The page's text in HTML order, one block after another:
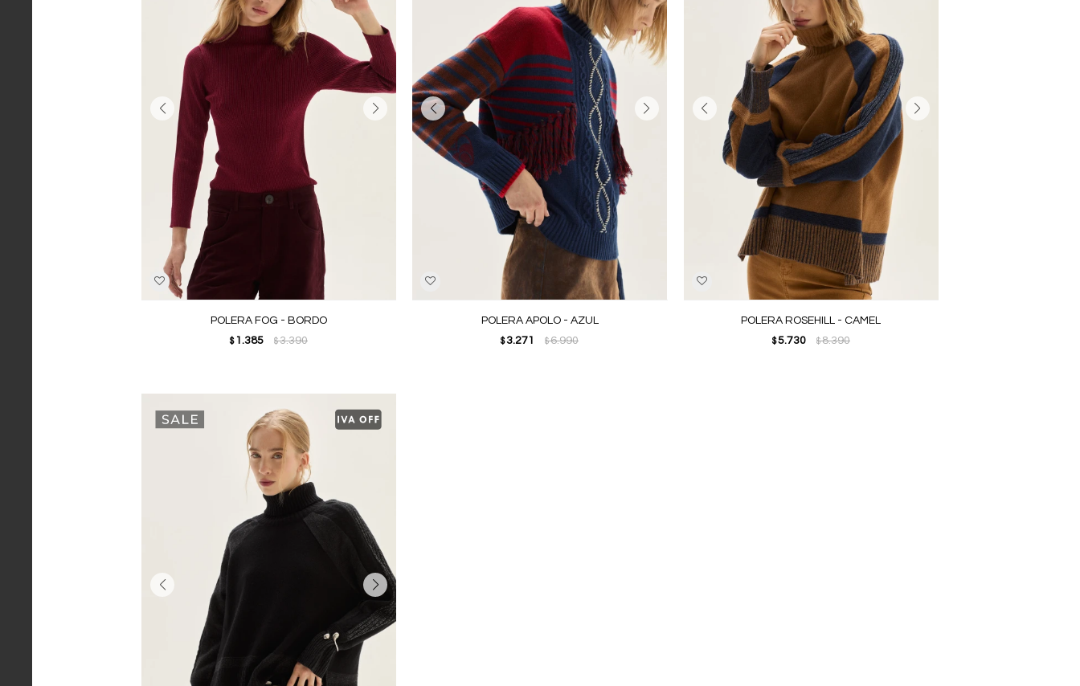
POLERA FOG - BORDO
$ 1.385 $3.390
POLERA APOLO - AZUL
$3.271 $6.990
POLERA ROSEHILL - CAMEL
$ 5.730 $8.390